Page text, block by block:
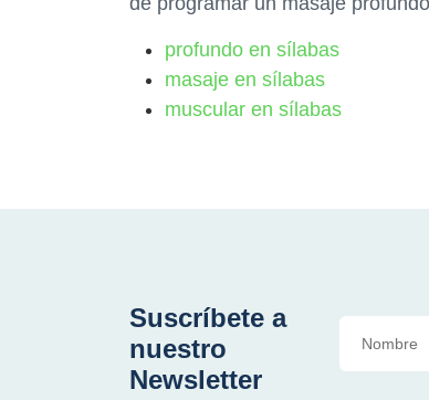
profundo en sílabas
masaje en sílabas
muscular en sílabas
Suscríbete a
nuestro
Newsletter